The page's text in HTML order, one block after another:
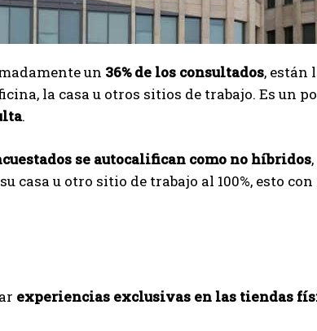
un 36% de los consultados, están
la casa u otros sitios de trabajo. Es un
.
se autocalifican como no híbridos
casa u otro sitio de trabajo al 100%, esto
experiencias exclusivas en las tiendas